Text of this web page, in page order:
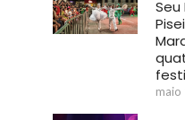
Seu
maio